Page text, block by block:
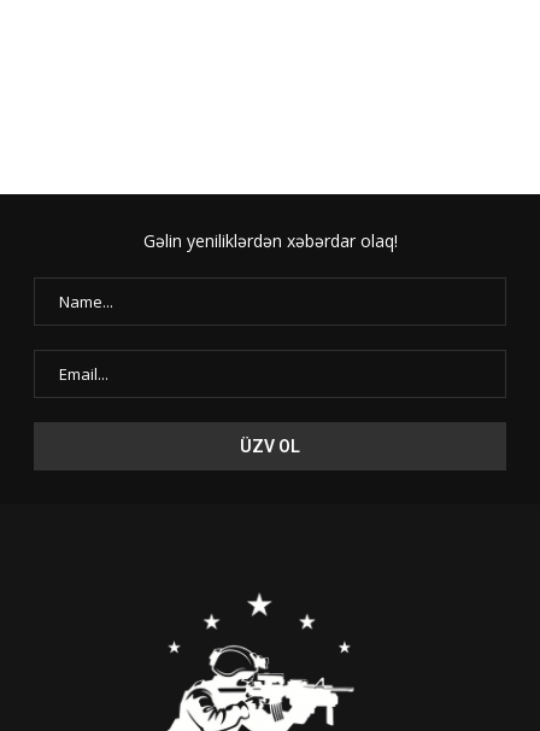
Gəlin yeniliklərdən xəbərdar olaq!